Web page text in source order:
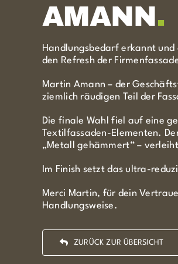
AMANN.
Handlungsbedarf erkannt
den Refresh der
Martin Amann – der
ziemlich räudigen Teil der
Die finale Wahl fiel auf eine
Textilfassaden-Elementen.
„Metall gehämmert“ –
Im Finish setzt das ultra-
Merci Martin, für dein
Handlungsweise.
ZURÜCK ZUR ÜBERSICHT